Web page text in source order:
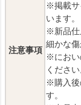
注意事項
※掲載サ
います。
※新品仕
細かな傷
※におい
ください
※購入後
す。